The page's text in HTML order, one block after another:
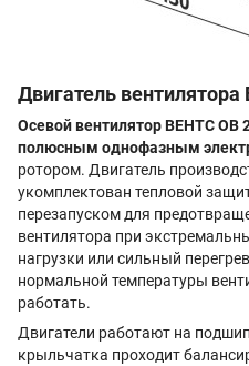
Двигатель
Осевой вентилятор ВЕНТС ОВ
полюсным однофазным
ротором. Двигатель
укомплектован тепловой
перезапуском для
вентилятора при
нагрузки или сильный
нормальной температуры
работать.
Двигатели работают на
крыльчатка проходит